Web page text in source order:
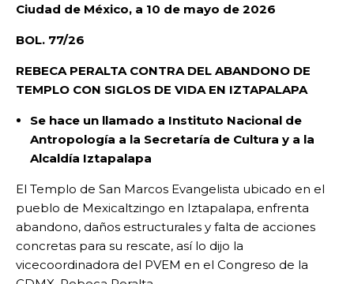
Ciudad de México, a 10 de mayo de 2026
BOL. 77/26
REBECA PERALTA CONTRA DEL ABANDONO DE
TEMPLO CON SIGLOS DE VIDA EN IZTAPALAPA
Se hace un llamado a Instituto Nacional de
Antropología a la Secretaría de Cultura y a la
Alcaldía Iztapalapa
El Templo de San Marcos Evangelista ubicado en el
pueblo de Mexicaltzingo en Iztapalapa, enfrenta
abandono, daños estructurales y falta de acciones
concretas para su rescate, así lo dijo la
vicecoordinadora del PVEM en el Congreso de la